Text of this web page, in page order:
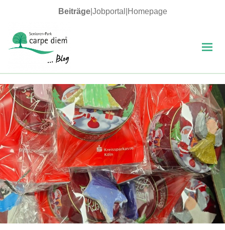
Beiträge| Jobportal Homepage
carpe diem Blog